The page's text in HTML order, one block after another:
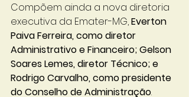
Compõem ainda a nova diretoria
executiva da Emater-MG, Everton
Paiva Ferreira, como diretor
Administrativo e Financeiro; Gelson
Soares Lemes, diretor Técnico; e
Rodrigo Carvalho, como presidente
do Conselho de Administração.